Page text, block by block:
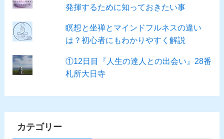
発揮するために知っておきたい事
瞑想と坐禅とマインドフルネスの違い
は？初心者にもわかりやすく解説
①12日目『人生の達人との出会い』28番
札所大日寺
カテゴリー